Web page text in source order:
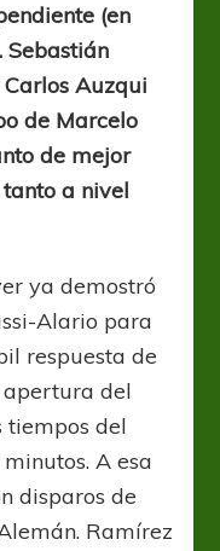
(en
Sebastián
Auzqui
de Marcelo
de mejor
a nivel
ya demostró
Alario para
respuesta de
del
tiempos del
A esa
disparos de
Ramírez